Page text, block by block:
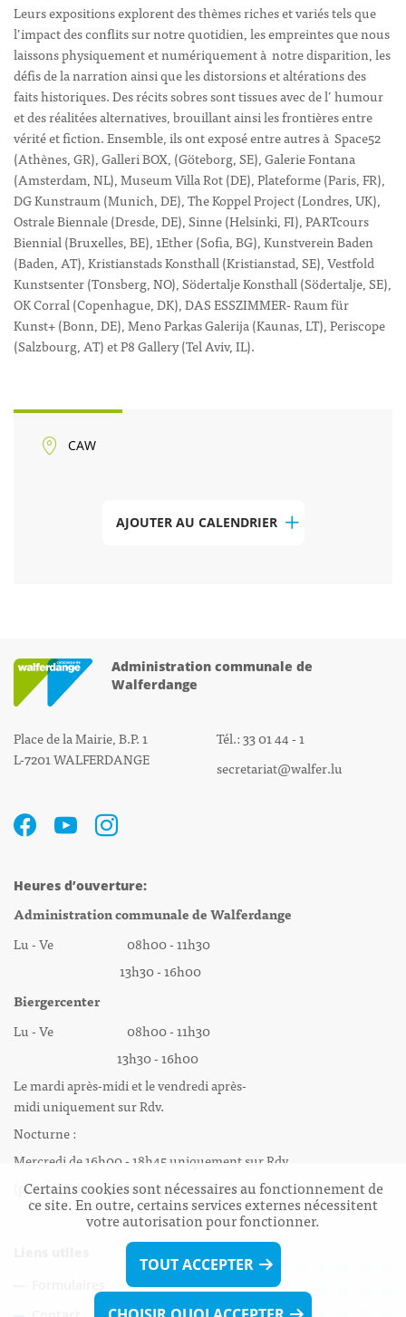
Leurs expositions explorent des thèmes riches et variés tels que
l’impact des conflits sur notre quotidien, les empreintes que nous
laissons physiquement et nu­mériquement à notre disparition, les
défis de la narration ainsi que les distorsions et altérations des
faits historiques. Des récits sobres sont tissues avec de l’ humour
et des réalitées alternatives, brouillant ainsi les frontières entre
vérité et fiction. Ensemble, ils ont exposé entre autres à Space52
(Athènes, GR), Galleri BOX, (Göteborg, SE), Galerie Fontana
(Amsterdam, NL), Museum Villa Rot (DE), Plateforme (Paris, FR),
DG Kunstraum (Munich, DE), The Koppel Project (Londres, UK),
Ostrale Biennale (Dresde, DE), Sinne (Helsinki, FI), PARTcours
Biennial (Bruxelles, BE), 1Ether (Sofia, BG), Kunstverein Baden
(Baden, AT), Kristianstads Konsthall (Kristianstad, SE), Vestfold
Kunstsenter (T0nsberg, NO), Södertalje Konsthall (Södertalje, SE),
OK Corral (Copenhague, DK), DAS ESSZIMMER- Raum für
Kunst+ (Bonn, DE), Meno Parkas Galerija (Kaunas, LT), Periscope
(Salzbourg, AT) et P8 Gallery (Tel Aviv, IL).
CAW
AJOUTER AU CALENDRIER
Administration communale de
Walferdange
Place de la Mairie, B.P. 1
L-7201 WALFERDANGE
Tél.: 33 01 44 - 1
secretariat@walfer.lu
Heures d’ouverture:
Administration communale de Walferdange
Lu - Ve 08h00 - 11h30
13h30 - 16h00
Biergercenter
Lu - Ve 08h00 - 11h30
13h30 - 16h00
Le mardi après-midi et le vendredi après-
midi uniquement sur Rdv.
Nocturne :
Mercredi de 16h00 - 18h45 uniquement sur Rdv
(prise de Rdv possible jusqu'à mardi 11h30).
Certains cookies sont nécessaires au fonctionnement de
ce site. En outre, certains services externes nécessitent
votre autorisation pour fonctionner.
TOUT ACCEPTER